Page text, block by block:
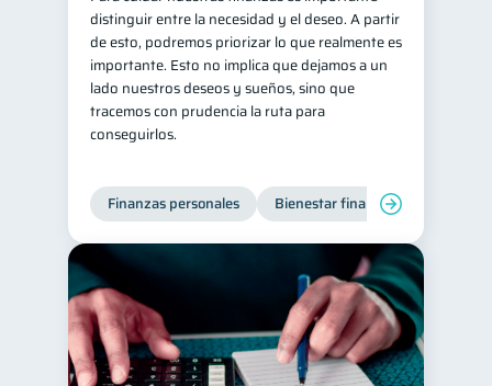
distinguir entre la necesidad y el deseo. A partir
de esto, podremos priorizar lo que realmente es
importante. Esto no implica que dejamos a un
lado nuestros deseos y sueños, sino que
tracemos con prudencia la ruta para
conseguirlos.
Finanzas personales Bienestar financiero